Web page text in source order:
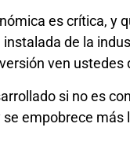
es crítica, y
de la
ven
si no es
empobrece más